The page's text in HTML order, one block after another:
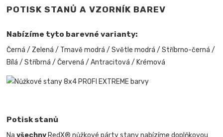
POTISK STANŮ A VZORNÍK BAREV
Nabízíme tyto barevné varianty:
Černá / Zelená / Tmavě modrá / Světle modrá / Stříbrno-černá /
Bílá / Stříbrná / Červená / Antracitová / Krémová
Potisk stanů
Navšechny RedX® nůžkové párty stany nabízíme doplňkovou